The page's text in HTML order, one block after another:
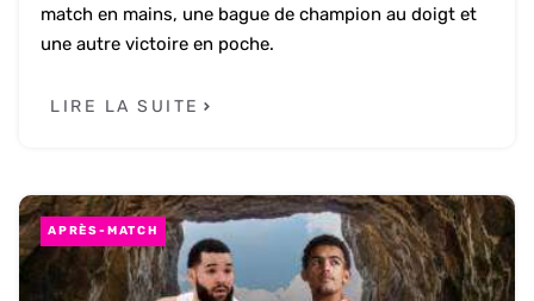
match en mains, une bague de champion au doigt et
une autre victoire en poche.
LIRE LA SUITE
APRÈS-MATCH